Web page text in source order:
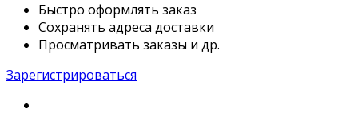
Быстро оформлять заказ
Сохранять адреса доставки
Просматривать заказы и др.
Зарегистрироваться